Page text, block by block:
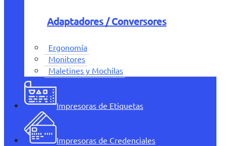
Adaptadores / Conversores
Ergonomía
Monitores
Maletines y Mochilas
Impresoras de Etiquetas
Impresoras de Credenciales